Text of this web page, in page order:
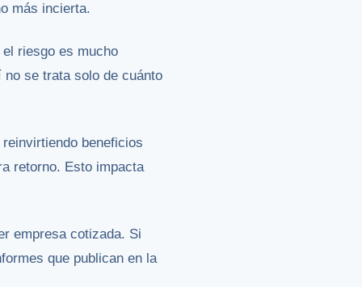
más incierta.
riesgo es mucho
se trata solo de cuánto
beneficios
retorno. Esto impacta
empresa cotizada. Si
que publican en la